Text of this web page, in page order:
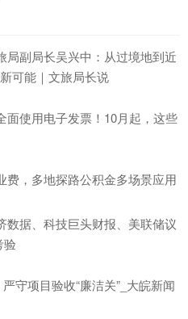
局副局长吴兴中：从过境地到近
可能｜文旅局长说
面使用电子发票！10月起，这些
费，多地探路公积金多场景应用
数据、科技巨头财报、美联储议
守项目验收“廉洁关”_大皖新闻